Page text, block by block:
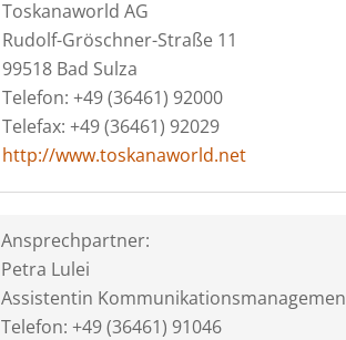
Toskanaworld AG
Rudolf-Gröschner-Straße 11
99518 Bad Sulza
Telefon: +49 (36461) 92000
Telefax: +49 (36461) 92029
http://www.toskanaworld.net
Ansprechpartner:
Petra Lulei
Assistentin
Telefon: +49 (36461) 91046